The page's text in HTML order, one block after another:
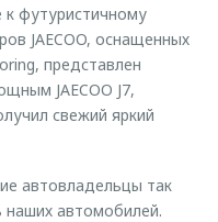
к футуристичному
JAECOO, оснащенных
представлен
JAECOO J7,
свежий яркий
автовладельцы так
наших автомобилей.